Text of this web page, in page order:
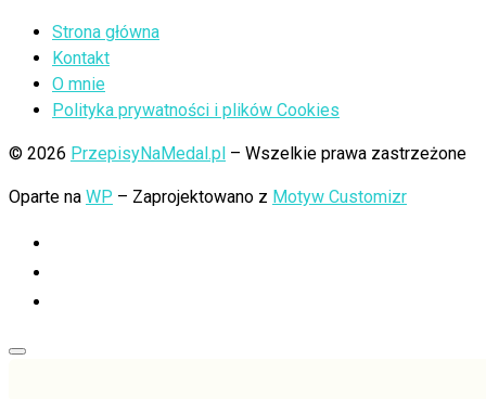
Strona główna
Kontakt
O mnie
Polityka prywatności i plików Cookies
© 2026 PrzepisyNaMedal.pl – Wszelkie prawa zastrzeżone
Oparte na WP – Zaprojektowano z Motyw Customizr